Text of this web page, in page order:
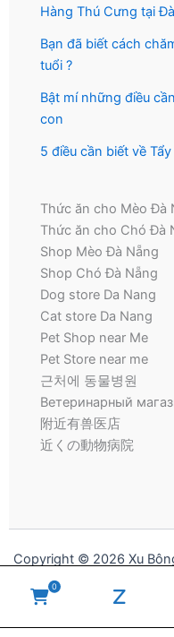
Hàng Thú Cưng tại
Bạn đã biết cách
tuổi ?
Bật mí những điều
con
5 điều cần biết về
Thức ăn cho Mèo Đà
Thức ăn cho Chó Đà
Shop Mèo Đà Nẵng
Shop Chó Đà Nẵng
Dog store Da Nang
Cat store Da Nang
Pet Shop near Me
Pet Store near me
근처에 동물병원
Ветеринарный
附近有兽医店
近くの動物病院
Copyright © 2026 Xu
0
WooCommerce
Cart